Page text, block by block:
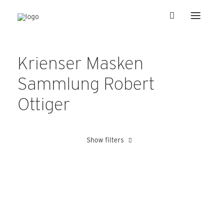
Krienser Masken
Sammlung Robert
Ottiger
Show filters